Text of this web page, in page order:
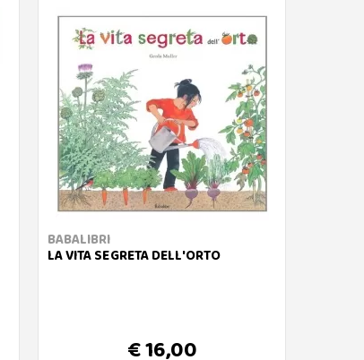
BABALIBRI
LA VITA SEGRETA DELL'ORTO
€ 16,00